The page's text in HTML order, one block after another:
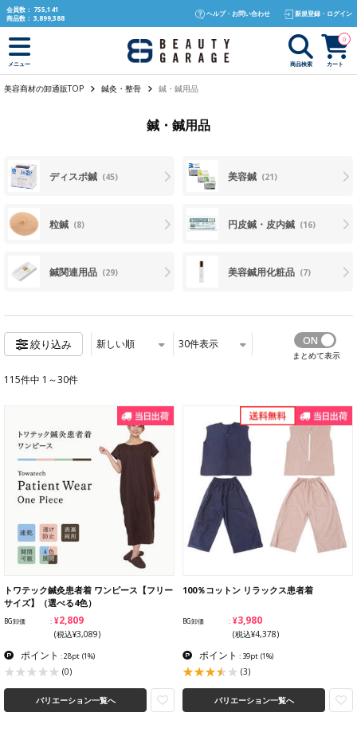
text.skipToContent
text.skipToNavigation
会員数： 755,141
商品数： 3,899,388
ヘルプ・お問い合わせ 新規登録・ログイン
メニュー 商品検索 カート
0
美容商材の卸通販TOP 鍼灸・整骨 鍼・鍼用品
鍼・鍼用品
ディスポ鍼 (45) 美容鍼 (21)
粒鍼 (8) 円皮鍼・皮内鍼 (16)
鍼関連用品 (29) 美容鍼用化粧品 (7)
絞り込み 新しい順 30件表示
まとめて表示
115件中 1～30件
トワテック鍼灸患者着 ワンピース【フリー
サイズ】（選べる4色）
BG卸価 ¥2,809
(税込¥3,089)
ポイント : 28pt (1%)
(0)
バリエーション一覧へ
100％コットン リラックス患者着
BG卸価 ¥3,980
(税込¥4,378)
ポイント : 39pt (1%)
(3)
バリエーション一覧へ